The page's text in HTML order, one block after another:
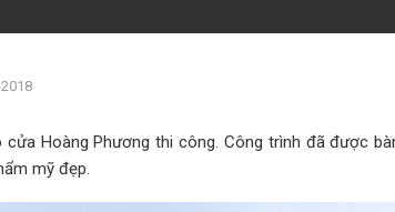
Hoàng Phương thi công. Công trình đã được
mỹ đẹp.